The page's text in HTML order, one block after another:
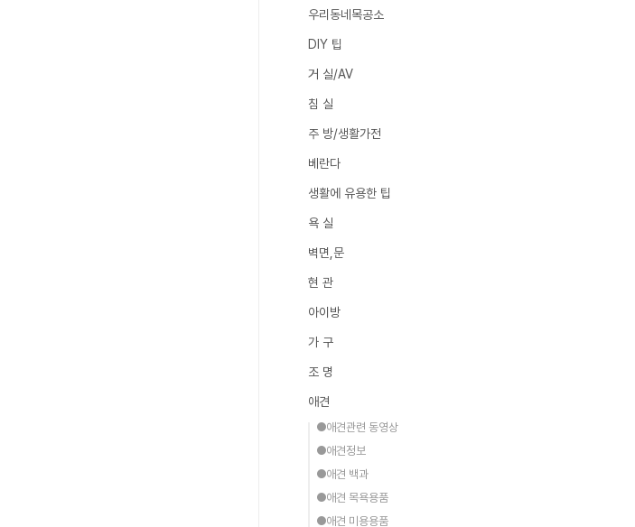
우리동네목공소
DIY 팁
거 실/AV
침 실
주 방/생활가전
베란다
생활에 유용한 팁
욕 실
벽면,문
현 관
아이방
가 구
조 명
애견
●애견관련 동영상
●애견정보
●애견 백과
●애견 목욕용품
●애견 미용용품